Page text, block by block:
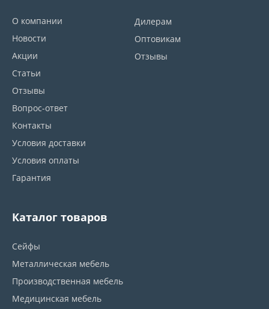
О компании
Новости
Акции
Статьи
Отзывы
Вопрос-ответ
Контакты
Условия доставки
Условия оплаты
Гарантия
Дилерам
Оптовикам
Отзывы
Каталог товаров
Сейфы
Металлическая мебель
Производственная мебель
Медицинская мебель